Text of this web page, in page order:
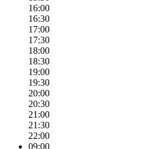
16:00
16:30
17:00
17:30
18:00
18:30
19:00
19:30
20:00
20:30
21:00
21:30
22:00
09:00